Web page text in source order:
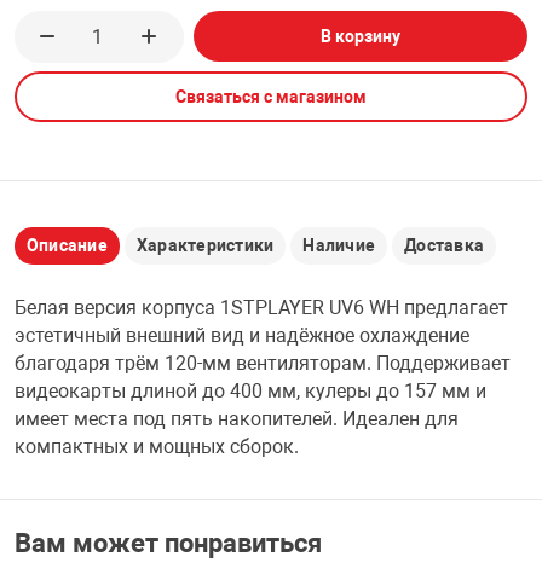
PCI АДАПТЕРЫ
USB
CD-DVD ДИСКИ
ЛЕНТА ДЛЯ
ДОМА
ТЕХНИКА
В корзину
Связаться с магазином
Описание Характеристики Наличие Доставка
Белая версия корпуса 1STPLAYER UV6 WH предлагает
эстетичный внешний вид и надёжное охлаждение
благодаря трём 120-мм вентиляторам. Поддерживает
видеокарты длиной до 400 мм, кулеры до 157 мм и
имеет места под пять накопителей. Идеален для
компактных и мощных сборок.
Вам может понравиться